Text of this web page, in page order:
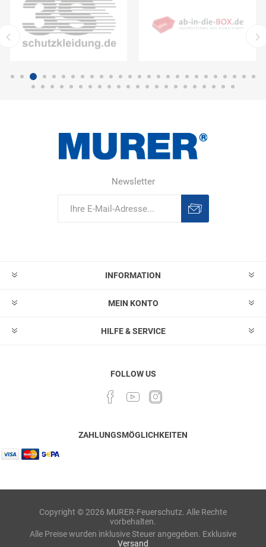
Newsletter
INFORMATION
MEIN KONTO
HILFE & SERVICE
FOLLOW US
ZAHLUNGSMÖGLICHKEITEN
Copyright © 2026 MURER-Feuerschutz. Alle Rechte
vorbehalten.
Alle Preise wurden inklusive Steuer angegeben. Exklusive
Versand